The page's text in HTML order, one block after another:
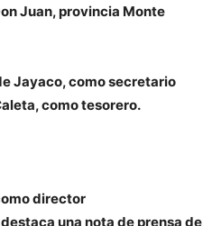
Juan, provincia Monte
Jayaco, como secretario
como tesorero.
director
una nota de prensa de